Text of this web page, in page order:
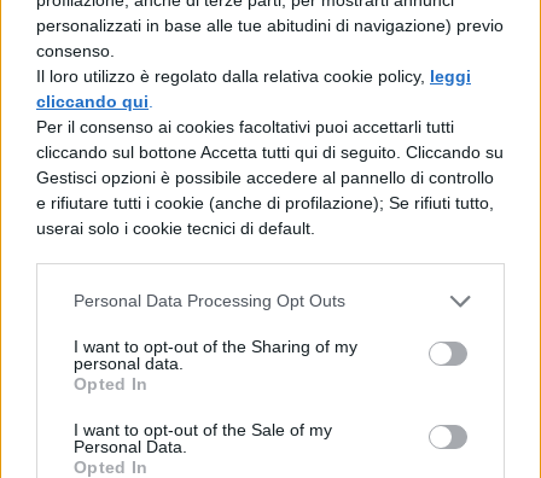
personalizzati in base alle tue abitudini di navigazione) previo
consenso.
Il loro utilizzo è regolato dalla relativa cookie policy, leggi
cliccando qui
Per il consenso ai cookies facoltativi puoi accettarli tutti
cliccando sul bottone Accetta tutti qui di seguito. Cliccando su
Gestisci opzioni è possibile accedere al pannello di controllo
e rifiutare tutti i cookie (anche di profilazione); Se rifiuti tutto,
userai solo i cookie tecnici di default.
Personal Data Processing Opt Outs
I want to opt-out of the Sharing of my
personal data.
Opted In
I want to opt-out of the Sale of my
Personal Data.
Opted In
LE RIME(1283-1307): Raccolta di poesie
sparse;ricerca sperimentale e centralità
dell’amore.
RIME STILNOVISTICHE
tema: Beatrice ed altre donne.
: Amore per una donna
sensuale e crudele, influenzate dai
provenzali (Arnaut Daniel)
LE RIME DELL’ESILIO
: Simile a Guittone,